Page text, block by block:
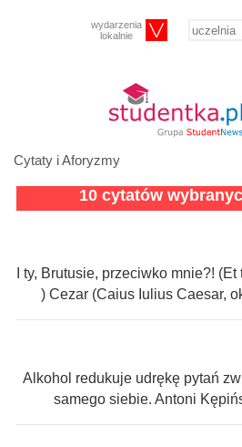
wydarzenia
lokalnie
Cytaty i Aforyzmy
10 cytatów
I ty, Brutusie, przeciwko mnie?!
) Cezar (Caius Iulius Caesar,
Alkohol redukuje udrękę pytań
samego siebie. Antoni